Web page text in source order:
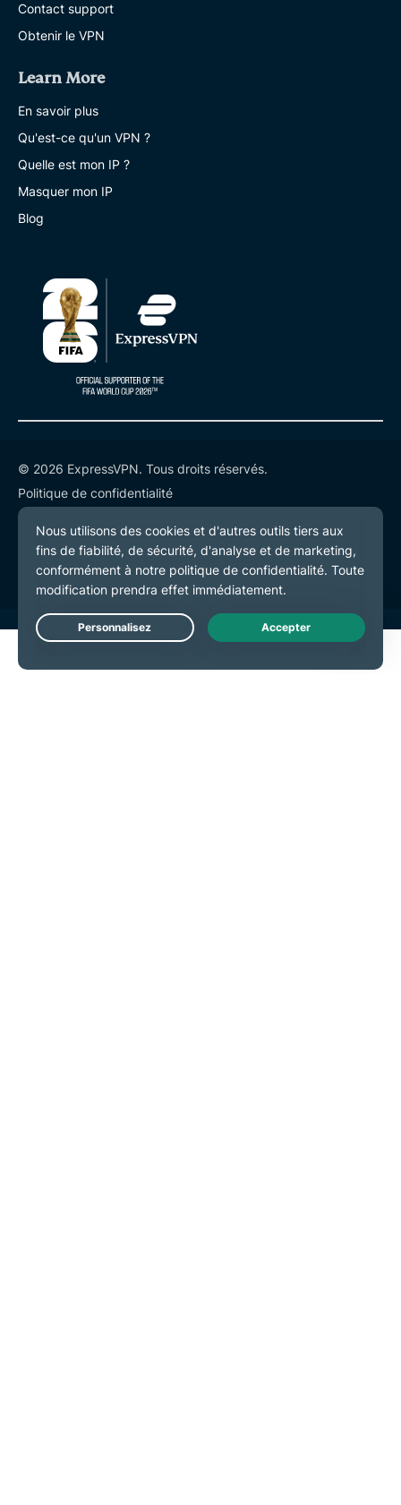
Contact support
Obtenir le VPN
Learn More
En savoir plus
Qu'est-ce qu'un VPN ?
Quelle est mon IP ?
Masquer mon IP
Blog
© 2026 ExpressVPN. Tous droits réservés.
Politique de confidentialité
Conditions de service
Préférences de cookies
Live Chat